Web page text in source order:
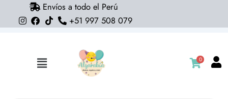
Envíos a todo el Perú
+51 997 508 079
Flyout
0